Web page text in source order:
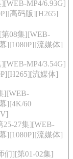
MP4/6.93G]
高码版][H265]
08集][WEB-
][1080P][流媒体]
MP4/3.54G]
流媒体]
][WEB-
][4K/60
27集][WEB-
][1080P][流媒体]
们][第01-02集]